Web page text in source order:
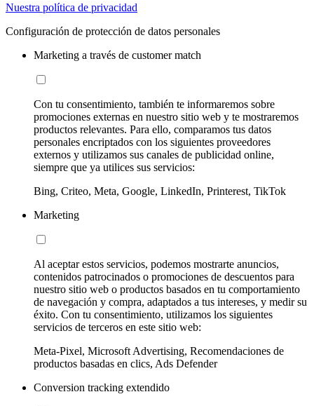
Nuestra política de privacidad
Configuración de protección de datos personales
Marketing a través de customer match
Con tu consentimiento, también te informaremos sobre
promociones externas en nuestro sitio web y te mostraremos
productos relevantes. Para ello, comparamos tus datos
personales encriptados con los siguientes proveedores
externos y utilizamos sus canales de publicidad online,
siempre que ya utilices sus servicios:
Bing, Criteo, Meta, Google, LinkedIn, Printerest, TikTok
Marketing
Al aceptar estos servicios, podemos mostrarte anuncios,
contenidos patrocinados o promociones de descuentos para
nuestro sitio web o productos basados en tu comportamiento
de navegación y compra, adaptados a tus intereses, y medir su
éxito. Con tu consentimiento, utilizamos los siguientes
servicios de terceros en este sitio web:
Meta-Pixel, Microsoft Advertising, Recomendaciones de
productos basadas en clics, Ads Defender
Conversion tracking extendido